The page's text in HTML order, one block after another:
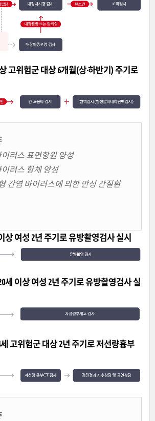
고위험군 대상 6개월(상·하반기) 주기로
이러스 표면항원 양성
이러스 항체 양성
간염 바이러스에 의한 만성 간질환
상 여성 2년 주기로 유방촬영검사 실시
세 이상 여성 2년 주기로 유방촬영검사 실
세 고위험군 대상 2년 주기로 저선량흉부